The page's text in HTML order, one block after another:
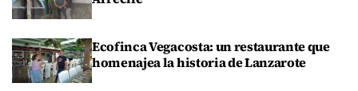
Ecofinca Vegacosta: un restaurante que
homenajea la historia de Lanzarote